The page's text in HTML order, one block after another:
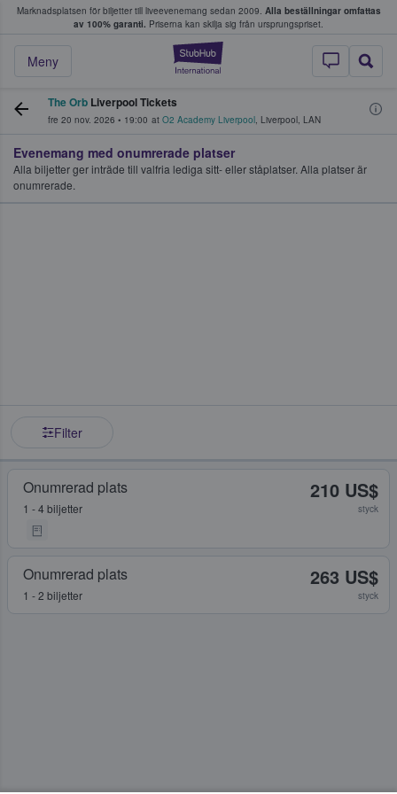
Marknadsplatsen för biljetter till liveevenemang sedan 2009. Alla beställningar omfattas
av 100% garanti. Priserna kan skilja sig från ursprungspriset.
StubHub – där
Meny
köper och säljer biljetter.
The Orb Liverpool Tickets
fre 20 nov. 2026 • 19:00 at O2 Academy Liverpool, Liverpool, LAN
Evenemang med onumrerade platser
Alla biljetter ger inträde till valfria lediga sitt- eller ståplatser. Alla platser är
onumrerade.
Filter
Onumrerad plats
1 - 4 biljetter
210 US$
styck
Onumrerad plats
1 - 2 biljetter
263 US$
styck